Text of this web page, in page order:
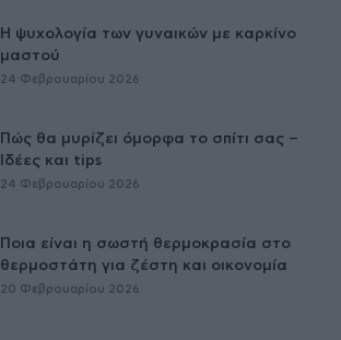
Η ψυχολογία των γυναικών με καρκίνο
μαστού
24 Φεβρουαρίου 2026
Πώς θα μυρίζει όμορφα το σπίτι σας –
Ιδέες και tips
24 Φεβρουαρίου 2026
Ποια είναι η σωστή θερμοκρασία στο
θερμοστάτη για ζέστη και οικονομία
20 Φεβρουαρίου 2026